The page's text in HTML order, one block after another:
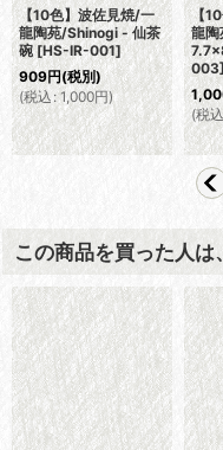
【10色】波佐見焼/一
龍陶苑/Shinogi - 小鉢
(ボウルL)
14.3×5.0cm [HS-IR-
005]
1,345円(税別)
(税込 1,480 円 )
【
龍
L
IR-
(税込
この商品を買った人